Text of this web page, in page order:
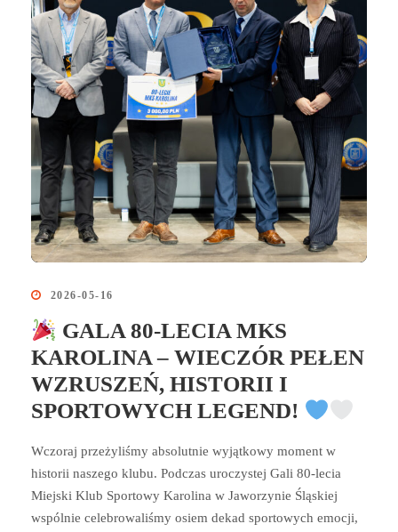
2026-05-16
GALA 80‑LECIA MKS
KAROLINA – WIECZÓR PEŁEN
WZRUSZEŃ, HISTORII I
SPORTOWYCH LEGEND!
Wczoraj przeżyliśmy absolutnie wyjątkowy moment w
historii naszego klubu. Podczas uroczystej Gali 80‑lecia
Miejski Klub Sportowy Karolina w Jaworzynie Śląskiej
wspólnie celebrowaliśmy osiem dekad sportowych emocji,